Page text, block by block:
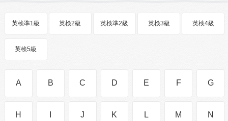
英検準1級 英検2級 英検準2級 英検3級 英検4級
英検5級
A B C D E F G
H J K L M N